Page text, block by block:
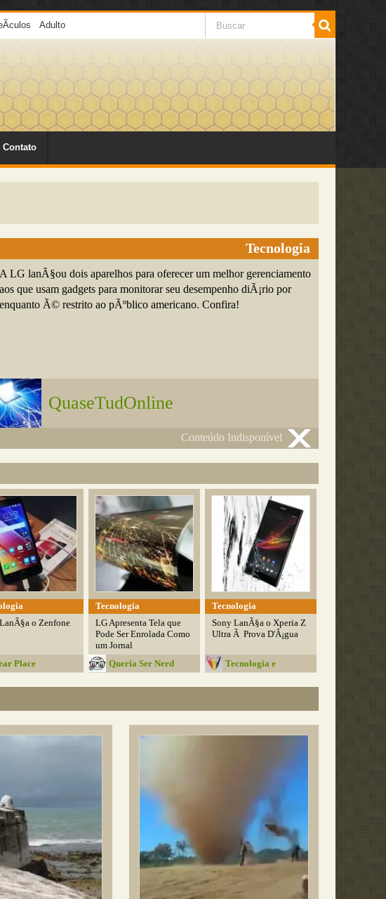
Adulto
Contato
Tecnologia
A LG lanÃ§ou dois aparelhos para oferecer um melhor gerenciamento
aos que usam gadgets para monitorar seu desempenho diÃ¡rio por
enquanto Ã© restrito ao pÃºblico americano. Confira!
QuaseTudOnline
Conteúdo Indisponível
o Zenfone
Place
Tecnologia
LG Apresenta Tela que
Pode Ser Enrolada Como
um Jornal
Queria Ser Nerd
Tecnologia
Sony LanÃ§a o Xperia Z
Ultra Ã Prova D'Ã¡gua
Tecnologia e